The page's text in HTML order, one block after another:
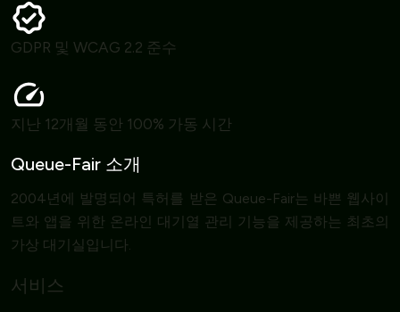
GDPR 및 WCAG 2.2 준수
지난 12개월 동안 100% 가동 시간
Queue-Fair 소개
2004년에 발명되어 특허를 받은 Queue-Fair는 바쁜 웹사이
트와 앱을 위한 온라인 대기열 관리 기능을 제공하는 최초의
가상 대기실입니다.
서비스